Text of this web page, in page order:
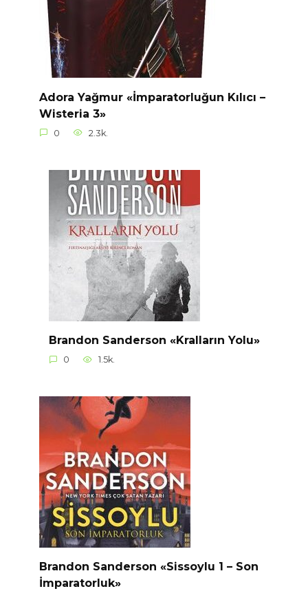
Adora Yağmur «İmparatorluğun Kılıcı –
Wisteria 3»
0 2.3k.
Brandon Sanderson «Kralların Yolu»
0 1.5k.
Brandon Sanderson «Sissoylu 1 – Son
İmparatorluk»